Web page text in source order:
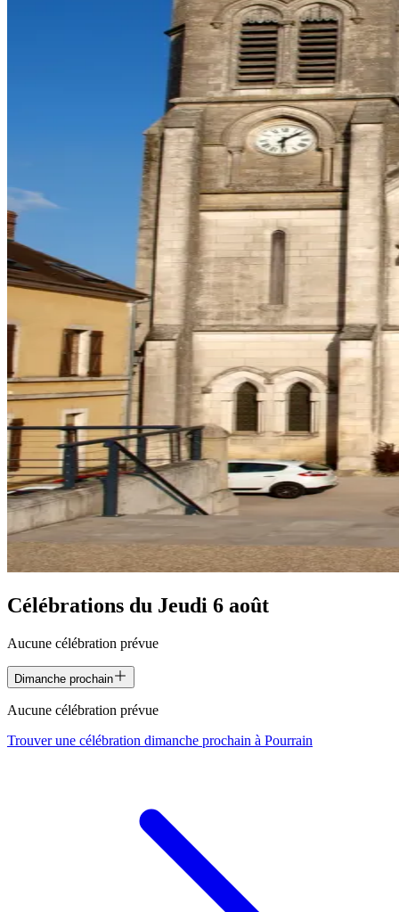
Célébrations du Jeudi 6 août
Aucune célébration prévue
Dimanche prochain
Aucune célébration prévue
Trouver une célébration dimanche prochain à Pourrain